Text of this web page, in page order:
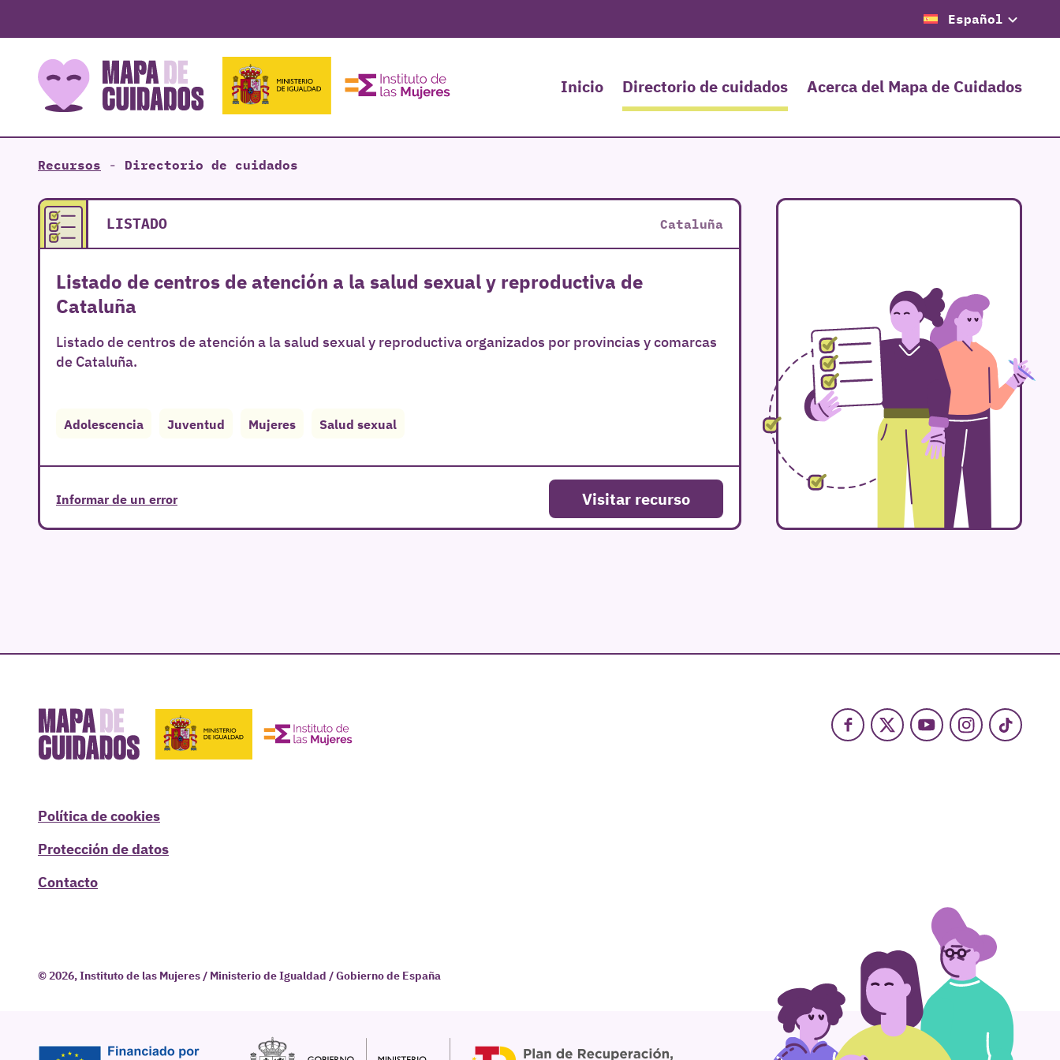
Español
Inicio Directorio de cuidados Acerca del Mapa de Cuidados
Recursos - Directorio de cuidados
LISTADO Cataluña
Listado de centros de atención a la salud sexual y reproductiva de
Cataluña
Listado de centros de atención a la salud sexual y reproductiva organizados por provincias y comarcas
de Cataluña.
Adolescencia Juventud Mujeres Salud sexual
Informar de un error Visitar recurso
Facebook
X YoutubeInstagram
TikTok
Política de cookies
Protección de datos
Contacto
© 2026, Instituto de las Mujeres / Ministerio de Igualdad / Gobierno de España